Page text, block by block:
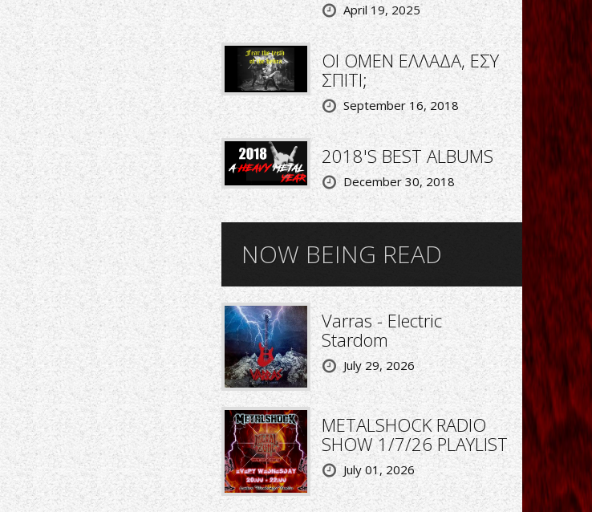
April 19, 2025
ΟΙ OMEN ΕΛΛΑΔΑ, ΕΣΥ
ΣΠΙΤΙ;
September 16, 2018
2018'S BEST ALBUMS
December 30, 2018
NOW BEING READ
Varras - Electric
Stardom
July 29, 2026
METALSHOCK RADIO
SHOW 1/7/26 PLAYLIST
July 01, 2026